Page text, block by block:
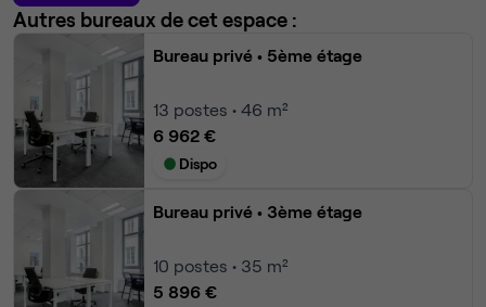
Autres bureaux de cet espace :
Bureau privé • 5ème étage
13 postes • 46 m²
6 962 €
Dispo
Bureau privé • 3ème étage
10 postes • 35 m²
5 896 €